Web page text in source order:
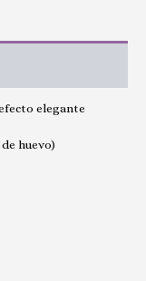
elegante
huevo)